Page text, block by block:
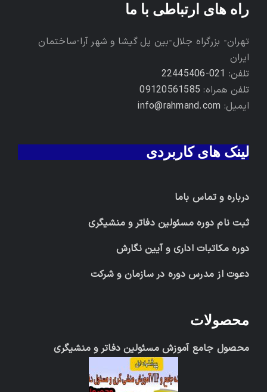
راه های ارتباطی با ما
تهران- بزرگراه جلال-بین پل گیشا و شهر آرا-ساختمان
ایران
تلفن: 021-22445406
تلفن همراه: 09120561585
ایمیل: info@rahmand.com
لینک های کاربردی
درباره و تماس باما
ثبت نام دوره مسئولین دفاتر و منشیگری
دوره مکاتبات اداری و آیین نگارش
دعوت از مدرس دوره در سازمان و شرکت
محصولات
محصول جامع آموزش مسئولین دفاتر و منشیگری